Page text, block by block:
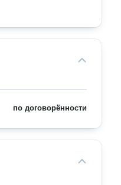
по договорённости